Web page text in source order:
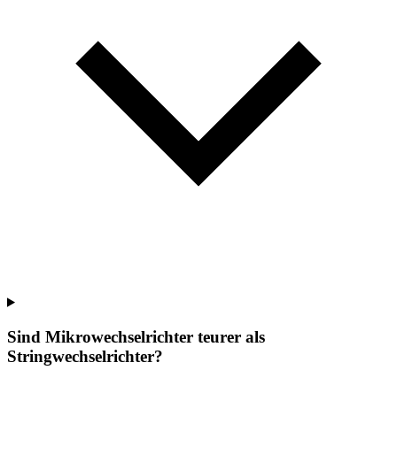
Sind Mikrowechselrichter teurer als
Stringwechselrichter?